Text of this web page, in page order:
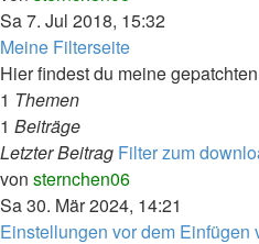
Beitrag
Sa 7. Jul 2018, 15:32
Meine Filterseite
Hier findest du meine
1 Themen
1 Beiträge
Letzter Beitrag Filter zum
von sternchen06Neuester
Beitrag
Sa 30. Mär 2024, 14:21
Einstellungen vor dem